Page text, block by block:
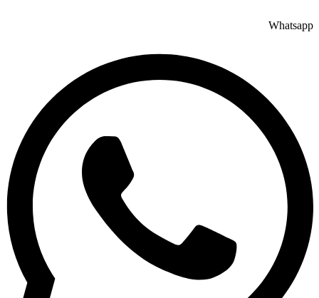
Whatsapp